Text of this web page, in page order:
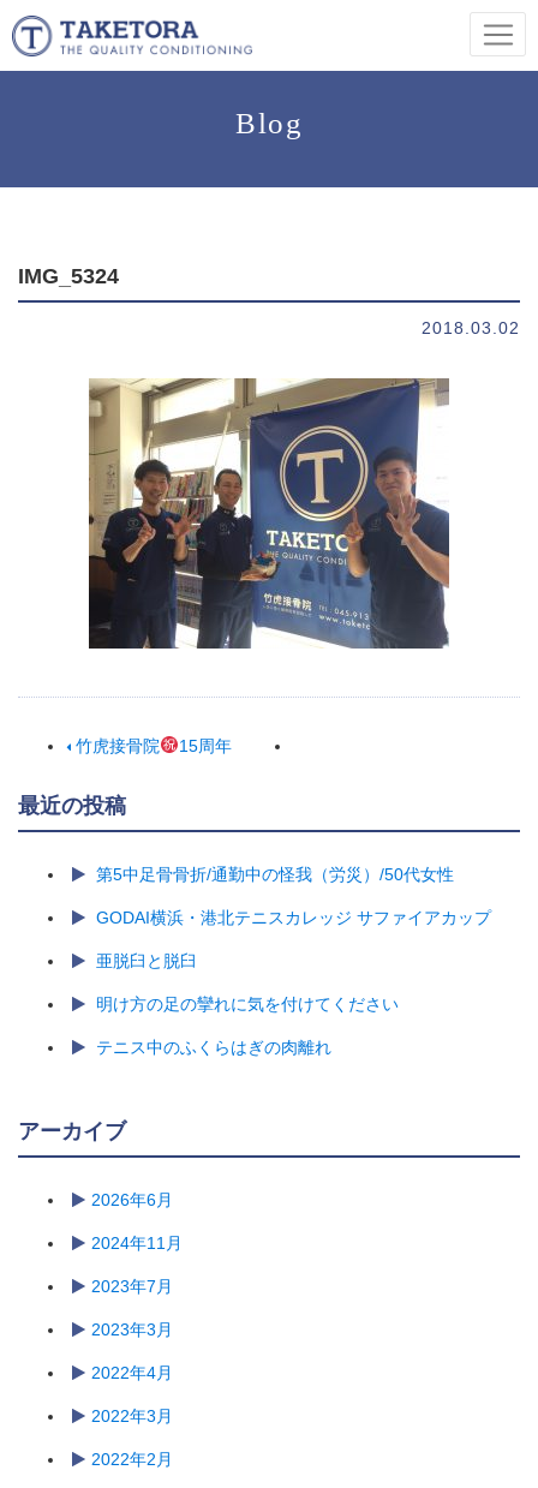
Blog
IMG_5324
2018.03.02
竹虎接骨院 15周年
最近の投稿
第5中足骨骨折/通勤中の怪我（労災）/50代女性
GODAI横浜・港北テニスカレッジ サファイアカップ
亜脱臼と脱臼
明け方の足の攣れに気を付けてください
テニス中のふくらはぎの肉離れ
アーカイブ
2026年6月
2024年11月
2023年7月
2023年3月
2022年4月
2022年3月
2022年2月